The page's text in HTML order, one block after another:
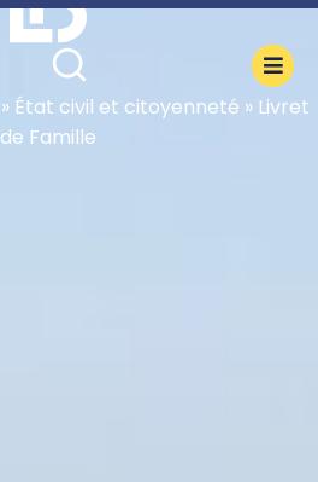
» État civil et citoyenneté » Livret
de Famille